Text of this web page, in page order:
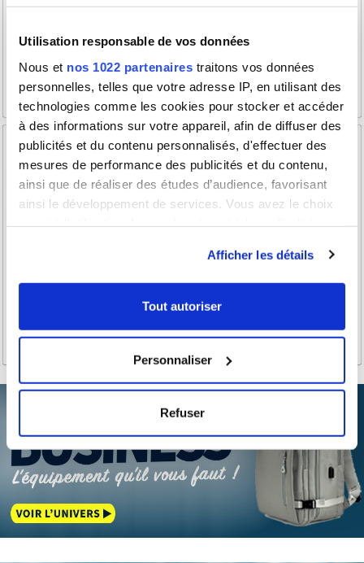
Utilisation responsable de vos données
Nous et nos 1022 partenaires traitons vos données
personnelles, telles que votre adresse IP, en utilisant des
technologies comme les cookies pour stocker et accéder
à des informations sur votre appareil, afin de diffuser des
publicités et du contenu personnalisés, d'effectuer des
mesures de performance des publicités et du contenu,
ainsi que de réaliser des études d’audience, favorisant
ainsi le développement de services. Vous avez le choix
tout moment en consultant la Déclaration relative aux
cookies ou en cliquant sur l'icône de confidentialité.
Collecter des informations sur votre localisation
géographique qui peuvent être précises à plusieurs
mètres près
pour en relever les caractéristiques spécifiques
(empreintes digitales).
Pour en savoir plus sur le traitement de vos données
personnelles et définir vos préférences, reportez-vous à
lasection « Détails »
. Vous pouvez modifier ou retirer
votre consentement à tout moment à partir de la
déclaration sur les cookies.
Afficher les détails
Tout autoriser
Personnaliser
Refuser